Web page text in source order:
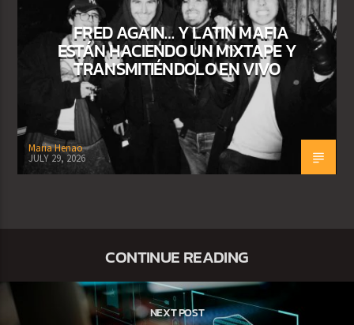
FRED AGAIN… Y LATIN MAFIA
ESTÁN HACIENDO UN MIXTAPE Y
TRANSMITIÉNDOLO EN VIVO
Maria Henao
JULY 29, 2026
CONTINUE READING
NEXT POST